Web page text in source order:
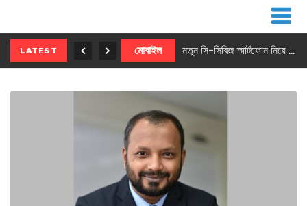
LATEST মোবাইল নতুন সি-সিরিজ স্মার্টফোন নিয়ে আসছে রিয়েলমি